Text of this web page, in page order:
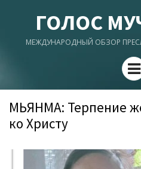
ГОЛОС
МЕЖДУНАРОДНЫЙ ОБЗОР
МЬЯНМА: Терпение
ко Христу